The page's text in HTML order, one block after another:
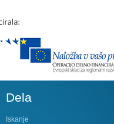
Dela
Iskanje